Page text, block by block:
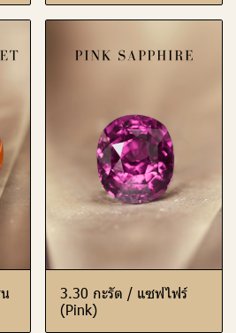
3.30 กะรัต / แซฟไฟร์
(Pink)